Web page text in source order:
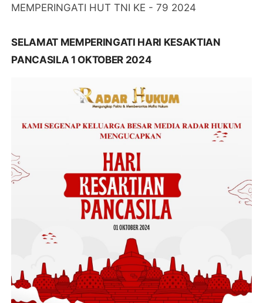
MEMPERINGATI HUT TNI KE - 79 2024
SELAMAT MEMPERINGATI HARI KESAKTIAN
PANCASILA 1 OKTOBER 2024